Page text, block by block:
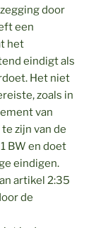
door
een
het
eindigt als
Het niet
zoals in
van
zijn van de
BW en doet
eindigen.
artikel 2:35
de